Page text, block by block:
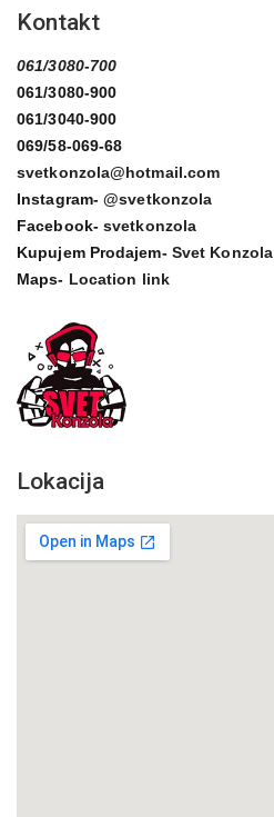
Kontakt
061/3080-700
061/3080-900
061/3040-900
069/58-069-68
svetkonzola@hotmail.com
Instagram-@svetkonzola
Facebook- svetkonzola
Kupujem Prodajem- Svet Konzola
Maps- Location link
Lokacija